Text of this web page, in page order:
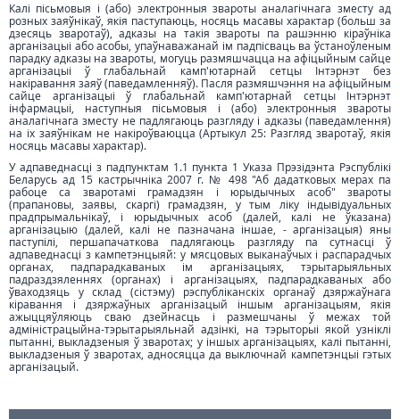
Калі пісьмовыя і (або) электронныя звароты аналагічнага зместу ад
розных заяўнікаў, якія паступаюць, носяць масавы характар (больш за
дзесяць зваротаў), адказы на такія звароты па рашэнню кіраўніка
арганізацыі або асобы, упаўнаважанай ім падпісваць ва ўстаноўленым
парадку адказы на звароты, могуць размяшчацца на афіцыйным сайце
арганізацыі ў глабальнай камп'ютарнай сетцы Інтэрнэт без
накіравання заяў (паведамленняў). Пасля размяшчэння на афіцыйным
сайце арганізацыі ў глабальнай камп'ютарнай сетцы Інтэрнэт
інфармацыі, наступныя пісьмовыя і (або) электронныя звароты
аналагічнага зместу не падлягаюць разгляду і адказы (паведамлення)
на іх заяўнікам не накіроўваюцца (Артыкул 25: Разгляд зваротаў, якія
носяць масавы характар).
У адпаведнасці з падпунктам 1.1 пункта 1 Указа Прэзідэнта Рэспублікі
Беларусь ад 15 кастрычніка 2007 г. № 498 "Аб дадатковых мерах па
рабоце са зваротамі грамадзян і юрыдычных асоб" звароты
(прапановы, заявы, скаргі) грамадзян, у тым ліку індывідуальных
прадпрымальнікаў, і юрыдычных асоб (далей, калі не ўказана)
арганізацыю (далей, калі не пазначана іншае, - арганізацыя) яны
паступілі, першапачаткова падлягаюць разгляду па сутнасці ў
адпаведнасці з кампетэнцыяй: у мясцовых выканаўчых і распарадчых
органах, падпарадкаваных ім арганізацыях, тэрытарыяльных
падраздзяленнях (органах) і арганізацыях, падпарадкаваных або
ўваходзяць у склад (сістэму) рэспубліканскіх органаў дзяржаўнага
кіравання і дзяржаўных арганізацый іншым арганізацыям, якія
ажыццяўляюць сваю дзейнасць і размешчаны ў межах той
адміністрацыйна-тэрытарыяльнай адзінкі, на тэрыторыі якой узніклі
пытанні, выкладзеныя ў зваротах; у іншых арганізацыях, калі пытанні,
выкладзеныя ў зваротах, адносяцца да выключнай кампетэнцыі гэтых
арганізацый.